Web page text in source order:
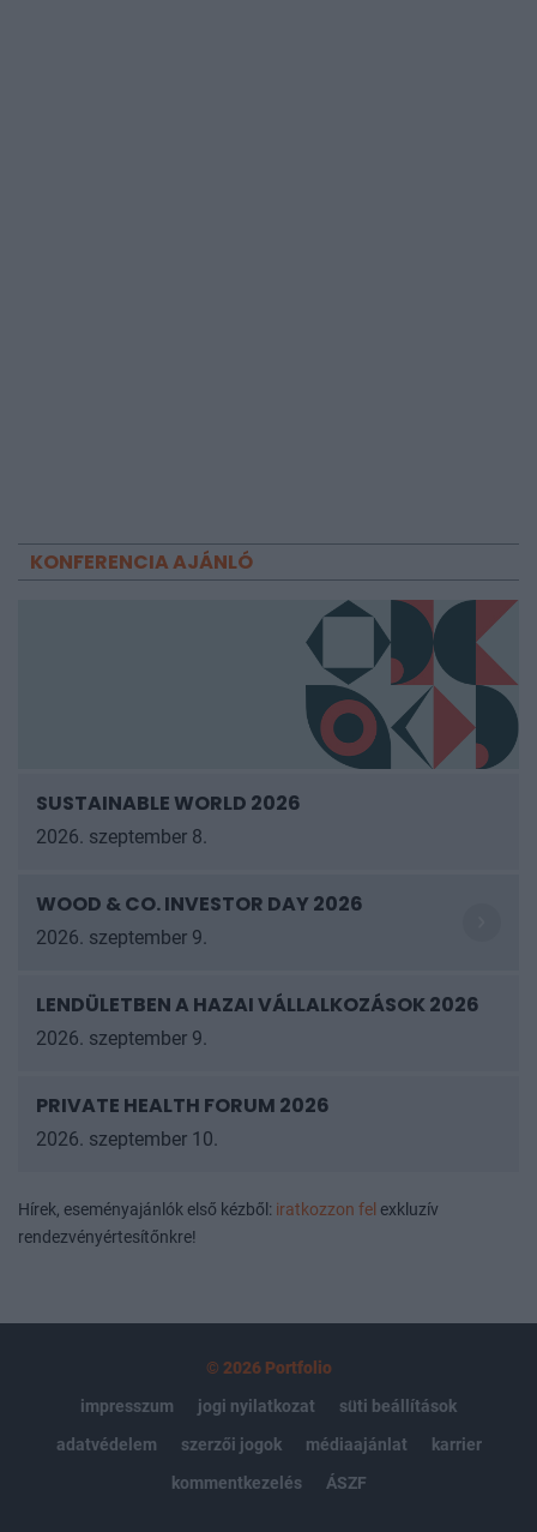
KONFERENCIA AJÁNLÓ
SUSTAINABLE WORLD 2026
2026. szeptember 8.
WOOD & CO. INVESTOR DAY 2026
2026. szeptember 9.
LENDÜLETBEN A HAZAI VÁLLALKOZÁSOK 2026
2026. szeptember 9.
PRIVATE HEALTH FORUM 2026
2026. szeptember 10.
Hírek, eseményajánlók első kézből: iratkozzon fel exkluzív
rendezvényértesítőnkre!
© 2026 Portfolio
impresszum
jogi nyilatkozat
süti beállítások
adatvédelem
szerzői jogok médiaajánlat
karrier
kommentkezelés
ÁSZF